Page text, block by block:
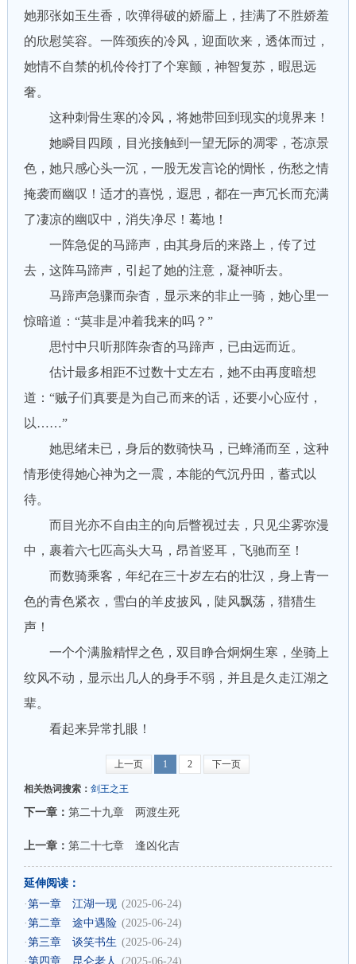
她那张如玉生香，吹弹得破的娇靥上，挂满了不胜娇羞
的欣慰笑容。一阵颈疾的冷风，迎面吹来，透体而过，
她情不自禁的机伶伶打了个寒颤，神智复苏，暇思远
奢。
这种刺骨生寒的冷风，将她带回到现实的境界来！
她瞬目四顾，目光接触到一望无际的凋零，苍凉景
色，她只感心头一沉，一股无发言论的惆怅，伤愁之情
掩袭而幽叹！适才的喜悦，遐思，都在一声冗长而充满
了凄凉的幽叹中，消失净尽！蓦地！
一阵急促的马蹄声，由其身后的来路上，传了过
去，这阵马蹄声，引起了她的注意，凝神听去。
马蹄声急骤而杂杳，显示来的非止一骑，她心里一
惊暗道：“莫非是冲着我来的吗？”
思忖中只听那阵杂杳的马蹄声，已由远而近。
估计最多相距不过数十丈左右，她不由再度暗想
道：“贼子们真要是为自己而来的话，还要小心应付，
以……”
她思绪未已，身后的数骑快马，已蜂涌而至，这种
情形使得她心神为之一震，本能的气沉丹田，蓄式以
待。
而目光亦不自由主的向后瞥视过去，只见尘雾弥漫
中，裹着六七匹高头大马，昂首竖耳，飞驰而至！
而数骑乘客，年纪在三十岁左右的壮汉，身上青一
色的青色紧衣，雪白的羊皮披风，陡风飘荡，猎猎生
声！
一个个满脸精悍之色，双目睁合炯炯生寒，坐骑上
纹风不动，显示出几人的身手不弱，并且是久走江湖之
辈。
看起来异常扎眼！
上一页 1 2 下一页
相关热词搜索： 剑王之王
下一章： 第二十九章 两渡生死
上一章： 第二十七章 逢凶化吉
延伸阅读：
·第一章 江湖一现 (2025-06-24)
·第二章 途中遇险 (2025-06-24)
·第三章 谈笑书生 (2025-06-24)
·第四章 昆仑老人 (2025-06-24)